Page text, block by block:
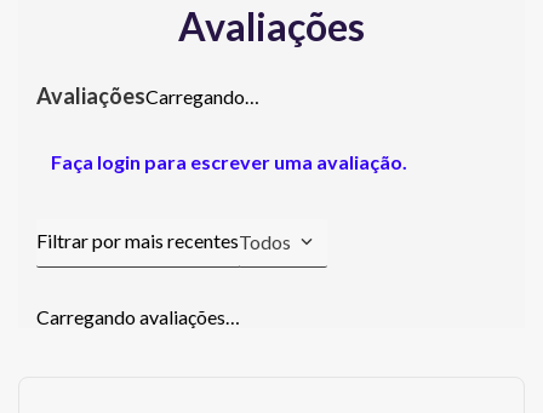
Avaliações
Carregando…
Faça login para escrever uma avaliação.
Todos
Carregando avaliações…